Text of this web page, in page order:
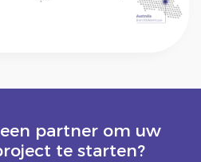
partner om uw
te starten?